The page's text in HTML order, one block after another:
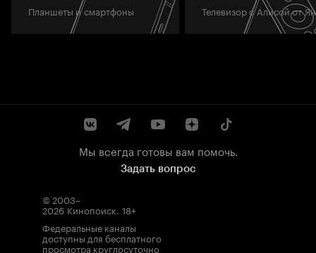
Планшеты и смартфоны Телевизор с Алисой от
Мы всегда готовы вам помочь.
Задать вопрос
© 2003–
2026 Кинопоиск. 18+
Федеральные каналы
доступны для бесплатного
просмотра круглосуточно